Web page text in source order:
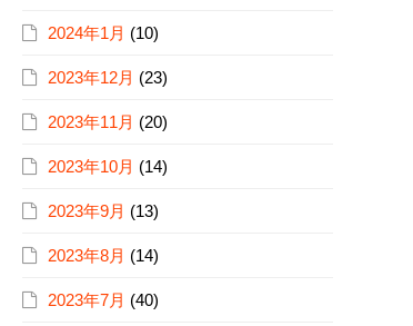
2024年1月 (10)
2023年12月 (23)
2023年11月 (20)
2023年10月 (14)
2023年9月 (13)
2023年8月 (14)
2023年7月 (40)